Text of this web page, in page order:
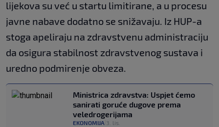
lijekova su već u startu limitirane, a u procesu
javne nabave dodatno se snižavaju. Iz HUP-a
stoga apeliraju na zdravstvenu administraciju
da osigura stabilnost zdravstvenog sustava i
uredno podmirenje obveza.
Ministrica zdravstva: Uspjet ćemo
sanirati goruće dugove prema
veledrogerijama
EKONOMIJA 3. lis.